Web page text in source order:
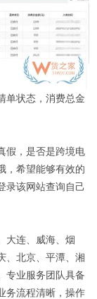
单状态，消费总金
假，是否是跨境电
，希望能够有效的
录该网站查询自己
大连、威海、烟
、北京、平潭、湘
专业服务团队具备
务流程清晰，操作